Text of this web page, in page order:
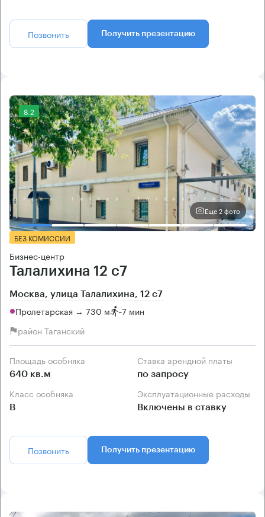
Позвонить Получить презентацию
8.2
Еще 2 фото
БЕЗ КОМИССИИ
Бизнес-центр
Талалихина 12 с7
Москва, улица Талалихина, 12 с7
Пролетарская → 730 м ~7 мин
район Таганский
Площадь особняка
640 кв.м
Ставка арендной платы
по запросу
Класс особняка
B
Эксплуатационные расходы
Включены в ставку
Позвонить Получить презентацию